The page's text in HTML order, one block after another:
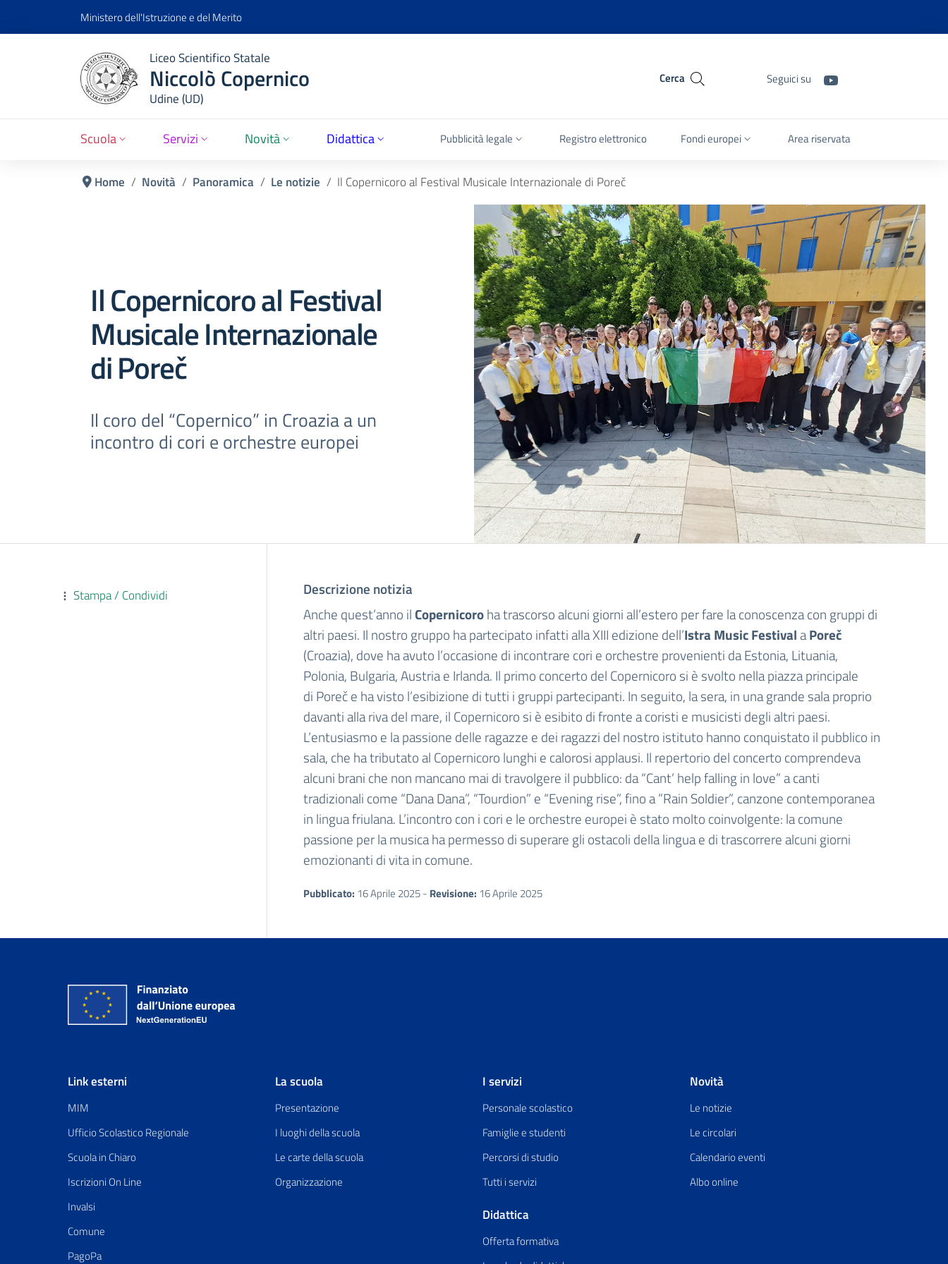
Ministero dell'Istruzione e del Merito
Liceo Scientifico Statale
Niccolò Copernico
Udine (UD)
Cerca Seguici su
Scuola Servizi Novità Didattica Pubblicità legale Registro elettronico Fondi europei Area riservata
Home Novità Panoramica Le notizie Il Copernicoro al Festival Musicale Internazionale di Poreč
Il Copernicoro al Festival
Musicale Internazionale
di Poreč
Il coro del “Copernico” in Croazia a un
incontro di cori e orchestre europei
Stampa / Condividi
Descrizione notizia
Anche quest’anno il Copernicoroha trascorso alcuni giorni all’estero per fare la conoscenza con gruppi di
altri paesi. Il nostro gruppo ha partecipato infatti alla XIII edizione dell’Istra Music FestivalaPoreč
(Croazia), dove ha avuto l’occasione di incontrare cori e orchestre provenienti da Estonia, Lituania,
Polonia, Bulgaria, Austria e Irlanda. Il primo concerto del Copernicoro si è svolto nella piazza principale
di Poreč e ha visto l’esibizione di tutti i gruppi partecipanti. In seguito, la sera, in una grande sala proprio
davanti alla riva del mare, il Copernicoro si è esibito di fronte a coristi e musicisti degli altri paesi.
L’entusiasmo e la passione delle ragazze e dei ragazzi del nostro istituto hanno conquistato il pubblico in
sala, che ha tributato al Copernicoro lunghi e calorosi applausi. Il repertorio del concerto comprendeva
alcuni brani che non mancano mai di travolgere il pubblico: da “Cant’ help falling in love” a canti
tradizionali come “Dana Dana”, “Tourdion” e “Evening rise”, fino a ”Rain Soldier”, canzone contemporanea
in lingua friulana. L’incontro con i cori e le orchestre europei è stato molto coinvolgente: la comune
passione per la musica ha permesso di superare gli ostacoli della lingua e di trascorrere alcuni giorni
emozionanti di vita in comune.
Pubblicato: 16 Aprile 2025 - Revisione: 16 Aprile 2025
Link esterni
MIM
Ufficio Scolastico Regionale
Scuola in Chiaro
Iscrizioni On Line
Invalsi
Comune
PagoPa
La scuola
Presentazione
I luoghi della scuola
Le carte della scuola
Organizzazione
I servizi
Personale scolastico
Famiglie e studenti
Percorsi di studio
Tutti i servizi
Didattica
Offerta formativa
Novità
Le notizie
Le circolari
Calendario eventi
Albo online